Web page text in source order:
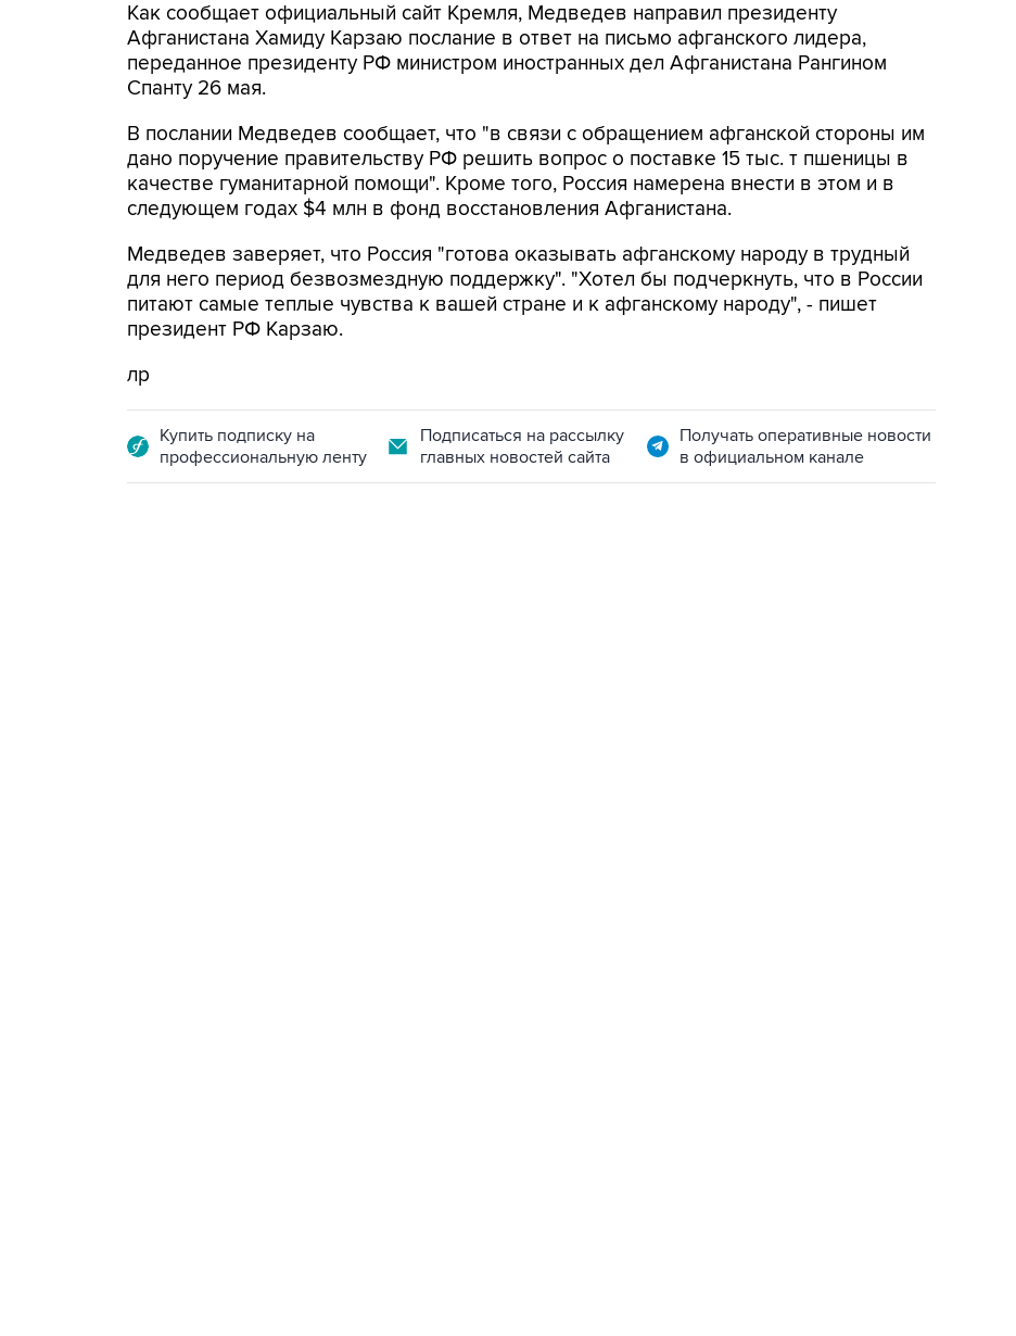
Как сообщает официальный сайт Кремля, Медведев направил президенту
Афганистана Хамиду Карзаю послание в ответ на письмо афганского лидера,
переданное президенту РФ министром иностранных дел Афганистана Рангином
Спанту 26 мая.
В послании Медведев сообщает, что "в связи с обращением афганской стороны им
дано поручение правительству РФ решить вопрос о поставке 15 тыс. т пшеницы в
качестве гуманитарной помощи". Кроме того, Россия намерена внести в этом и в
следующем годах $4 млн в фонд восстановления Афганистана.
Медведев заверяет, что Россия "готова оказывать афганскому народу в трудный
для него период безвозмездную поддержку". "Хотел бы подчеркнуть, что в России
питают самые теплые чувства к вашей стране и к афганскому народу", - пишет
президент РФ Карзаю.
лр
Купить подписку на
профессиональную ленту
Подписаться на рассылку
главных новостей сайта
Получать оперативные новости
в официальном канале